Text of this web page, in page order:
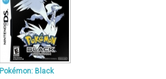
Pokémon: Black